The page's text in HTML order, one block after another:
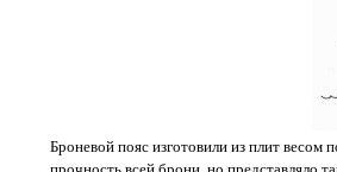
Броневой пояс изготовили из плит